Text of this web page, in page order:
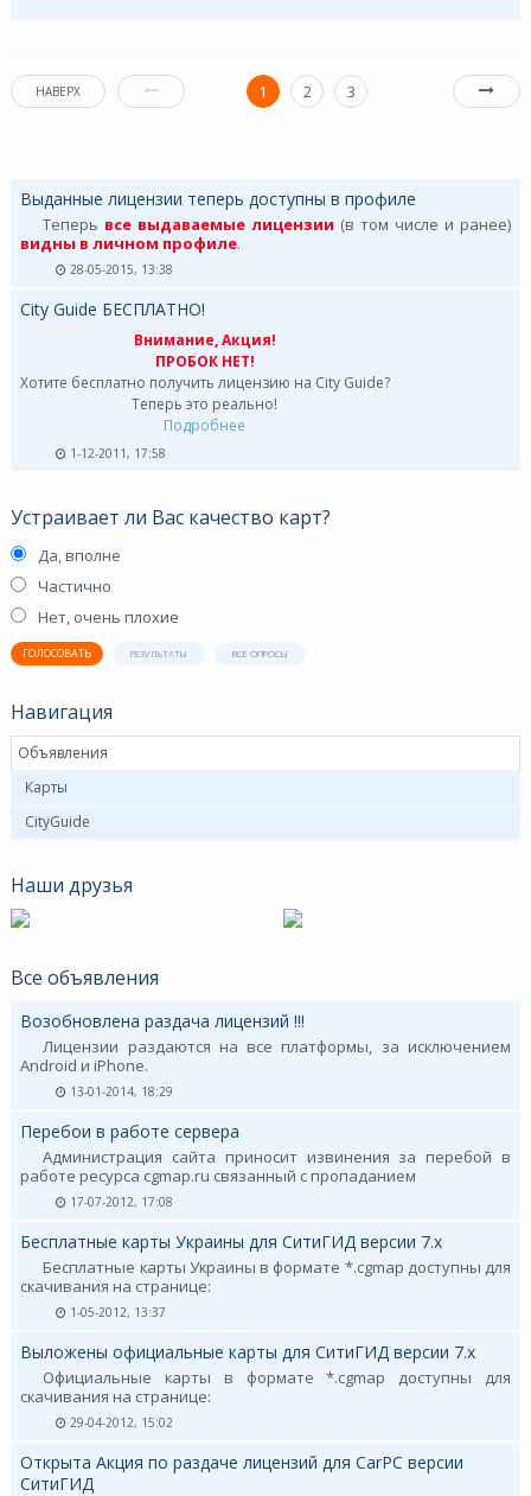
НАВЕРХ 1 2 3
Выданные лицензии теперь доступны в профиле
Теперь все выдаваемые лицензии (в том числе и ранее)
видны в личном профиле.
28-05-2015, 13:38
City Guide БЕСПЛАТНО!
Внимание, Акция!
ПРОБОК НЕТ!
Хотите бесплатно получить лицензию на City Guide?
Теперь это реально!
Подробнее
1-12-2011, 17:58
Устраивает ли Вас качество карт?
Да, вполне
Частично
Нет, очень плохие
ГОЛОСОВАТЬ РЕЗУЛЬТАТЫ ВСЕ ОПРОСЫ
Навигация
Объявления
Карты
CityGuide
Наши друзья
Все объявления
Возобновлена раздача лицензий !!!
Лицензии раздаются на все платформы, за исключением
Android и iPhone.
13-01-2014, 18:29
Перебои в работе сервера
Администрация сайта приносит извинения за перебой в
работе ресурса cgmap.ru связанный с пропаданием
17-07-2012, 17:08
Бесплатные карты Украины для СитиГИД версии 7.х
Бесплатные карты Украины в формате *.cgmap доступны для
скачивания на странице:
1-05-2012, 13:37
Выложены официальные карты для СитиГИД версии 7.х
Официальные карты в формате *.cgmap доступны для
скачивания на странице:
29-04-2012, 15:02
Открыта Акция по раздаче лицензий для CarPC версии
СитиГИД